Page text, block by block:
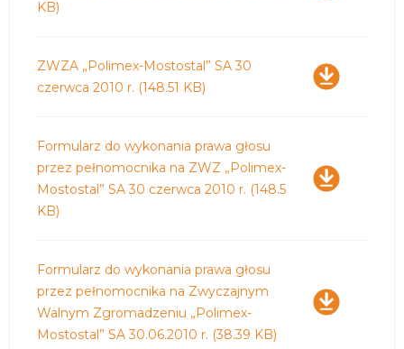
KB)
Pobierz
ZWZA „Polimex-Mostostal” SA 30
czerwca 2010 r. (148.51 KB)
Pobierz
Formularz do wykonania prawa głosu
przez pełnomocnika na ZWZ „Polimex-
Mostostal” SA 30 czerwca 2010 r. (148.5
KB)
Pobierz
Formularz do wykonania prawa głosu
przez pełnomocnika na Zwyczajnym
Walnym Zgromadzeniu „Polimex-
Mostostal” SA 30.06.2010 r. (38.39 KB)